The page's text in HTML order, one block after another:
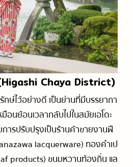
(Higashi Chaya District)
กษ์ไว้อย่างดี เป็นย่านที่มีบรรยากา
นย้อนเวลากลับไปในสมัยเอโดะ
ารปรับปรุงเป็นร้านค้าขายงานฝี
lacquerware) ทองคำเป
products) ขนมหวานท้องถิ่น แล